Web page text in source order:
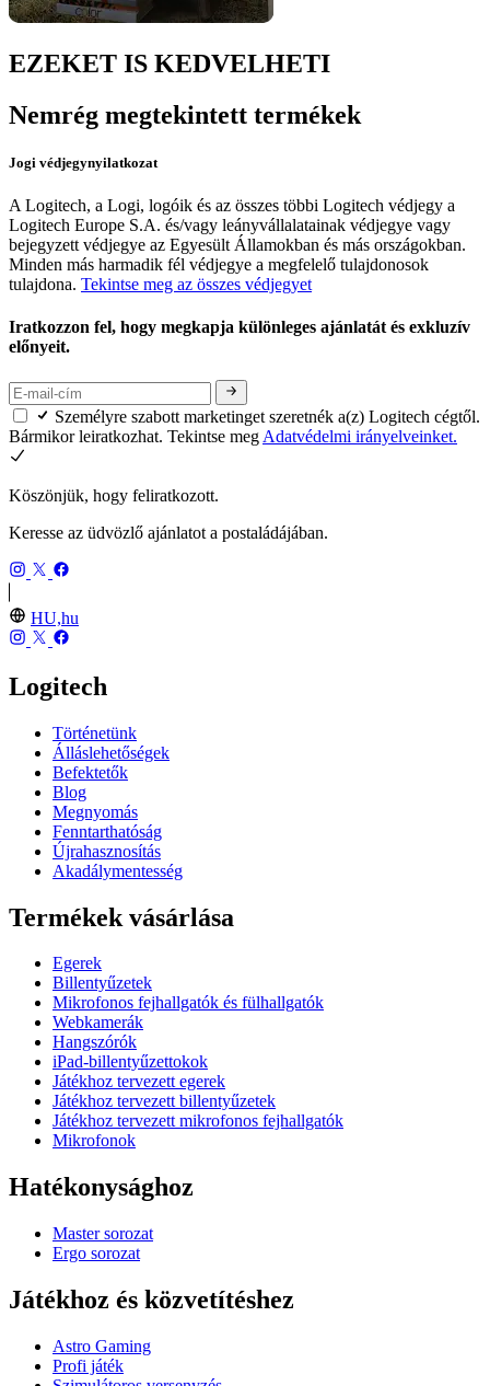
EZEKET IS KEDVELHETI
Nemrég megtekintett termékek
Jogi védjegynyilatkozat
A Logitech, a Logi, logóik és az összes többi Logitech védjegy a
Logitech Europe S.A. és/vagy leányvállalatainak védjegye vagy
bejegyzett védjegye az Egyesült Államokban és más országokban.
Minden más harmadik fél védjegye a megfelelő tulajdonosok
tulajdona. Tekintse meg az összes védjegyet
Iratkozzon fel, hogy megkapja különleges ajánlatát és exkluzív
előnyeit.
Személyre szabott marketinget szeretnék a(z) Logitech cégtől.
Bármikor leiratkozhat. Tekintse meg Adatvédelmi irányelveinket.
Köszönjük, hogy feliratkozott.
Keresse az üdvözlő ajánlatot a postaládájában.
HU,hu
Logitech
Történetünk
Álláslehetőségek
Befektetők
Blog
Megnyomás
Fenntarthatóság
Újrahasznosítás
Akadálymentesség
Termékek vásárlása
Egerek
Billentyűzetek
Mikrofonos fejhallgatók és fülhallgatók
Webkamerák
Hangszórók
iPad-billentyűzettokok
Játékhoz tervezett egerek
Játékhoz tervezett billentyűzetek
Játékhoz tervezett mikrofonos fejhallgatók
Mikrofonok
Hatékonysághoz
Master sorozat
Ergo sorozat
Játékhoz és közvetítéshez
Astro Gaming
Profi játék